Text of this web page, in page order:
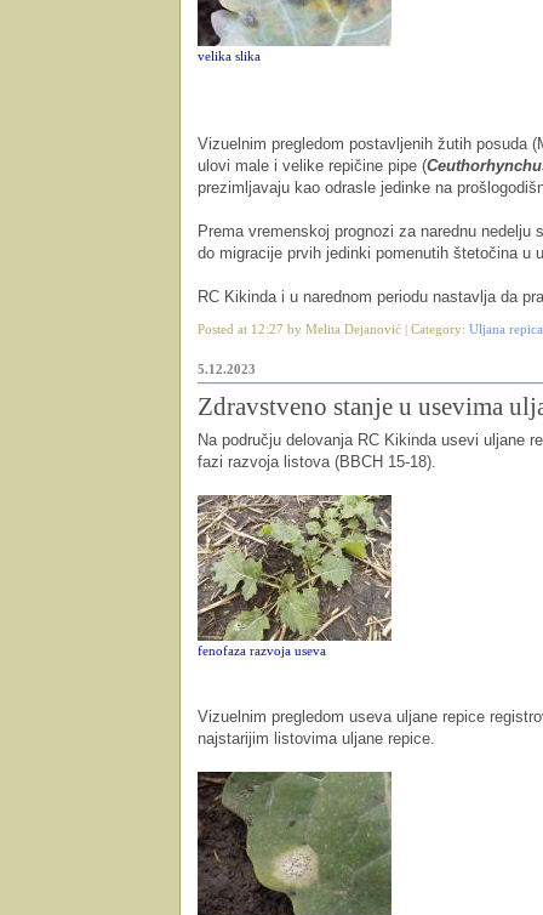
velika slika
Vizuelnim pregledom postavljenih žutih posuda
ulovi male i velike repičine pipe (
prezimljavaju kao odrasle jedinke na
Prema vremenskoj prognozi za narednu
do migracije prvih jedinki pomenutih štetočina u
RC Kikinda i u narednom periodu nastavlja da
Posted at 12:27 by Melita Dejanović | Category: Uljana repica
5.12.2023
Zdravstveno stanje u usevima
Na području delovanja RC Kikinda usevi uljane
fazi razvoja listova (BBCH 15-18).
fenofaza razvoja useva
Vizuelnim pregledom useva uljane repice
najstarijim listovima uljane repice.